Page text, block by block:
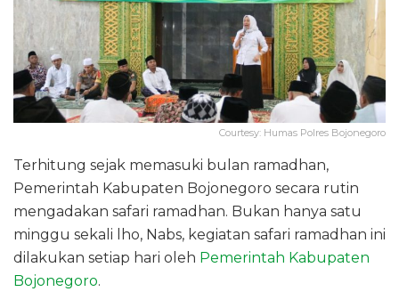
Courtesy: Humas Polres Bojonegoro
Terhitung sejak memasuki bulan ramadhan,
Pemerintah Kabupaten Bojonegoro secara rutin
mengadakan safari ramadhan. Bukan hanya satu
minggu sekali lho, Nabs, kegiatan safari ramadhan ini
dilakukan setiap hari oleh Pemerintah Kabupaten
Bojonegoro.